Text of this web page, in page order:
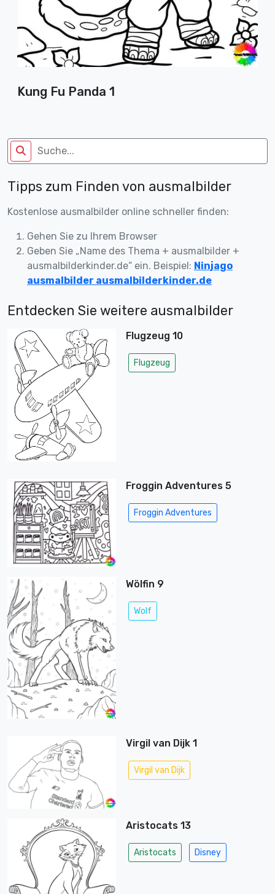
Kung Fu Panda 1
Tipps zum Finden von ausmalbilder
Kostenlose ausmalbilder online schneller finden:
Gehen Sie zu Ihrem Browser
Geben Sie „Name des Thema + ausmalbilder +
ausmalbilderkinder.de“ ein. Beispiel: Ninjago
ausmalbilder ausmalbilderkinder.de
Entdecken Sie weitere ausmalbilder
Flugzeug 10
Flugzeug
Froggin Adventures 5
Froggin Adventures
Wölfin 9
Wolf
Virgil van Dijk 1
Virgil van Dijk
Aristocats 13
Aristocats Disney